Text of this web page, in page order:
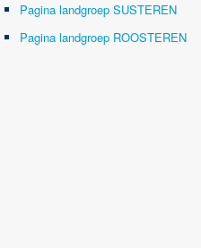
Pagina landgroep SUSTEREN
Pagina landgroep ROOSTEREN